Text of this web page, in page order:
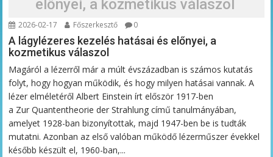
előnyei, a kozmetikus válaszol
2026-02-17 Főszerkesztő 0
A lágylézeres kezelés hatásai és előnyei, a
kozmetikus válaszol
Magáról a lézerről már a múlt évszázadban is számos kutatás
folyt, hogy hogyan működik, és hogy milyen hatásai vannak. A
lézer elméletéről Albert Einstein írt először 1917-ben
a Zur Quantentheorie der Strahlung című tanulmányában,
amelyet 1928-ban bizonyítottak, majd 1947-ben be is tudták
mutatni. Azonban az első valóban működő lézerműszer évekkel
később készült el, 1960-ban,...